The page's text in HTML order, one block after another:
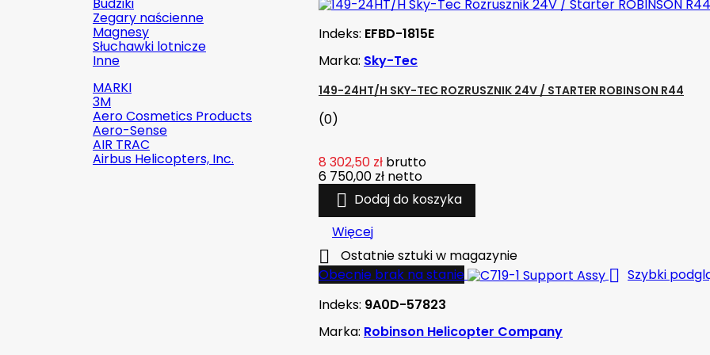
Zegary naścienne
Magnesy
Słuchawki lotnicze
Inne
MARKI
3M
Aero Cosmetics Products
Aero-Sense
AIR TRAC
Airbus Helicopters, Inc.
Indeks: EFBD-1815E
Marka: Sky-Tec
149-24HT/H SKY-TEC ROZRUSZNIK 24V / STARTER ROBINSON R44
(0)
8 302,50 zł brutto
6 750,00 zł netto
 Dodaj do koszyka
Więcej

Ostatnie sztuki w magazynie
Obecnie brak na stanie
 Szybki
Indeks: 9A0D-57823
Marka: Robinson Helicopter Company